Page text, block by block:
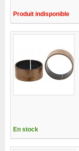
Produit indisponible
En stock